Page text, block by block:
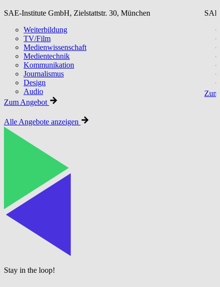
SAE-Institute GmbH, Zielstattstr. 30, München
Weiterbildung
TV/Film
Medienwissenschaft
Medientechnik
Kommunikation
Journalismus
Design
Audio
Zum Angebot
Alle Angebote anzeigen
Stay in the loop!